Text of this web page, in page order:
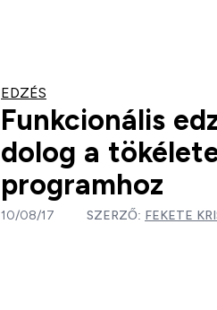
EDZÉS
Funkcionális
dolog a
programhoz
10/08/17 SZERZŐ: FEKETE